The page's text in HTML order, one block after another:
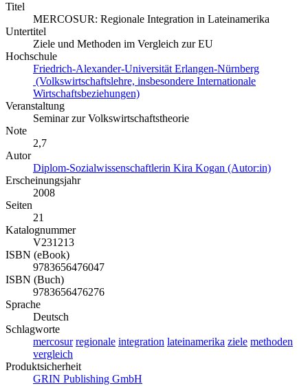
Titel
MERCOSUR: Regionale Integration in Lateinamerika
Untertitel
Ziele und Methoden im Vergleich zur EU
Hochschule
Friedrich-Alexander-Universität Erlangen-Nürnberg
(Volkswirtschaftslehre, insbesondere Internationale
Wirtschaftsbeziehungen)
Veranstaltung
Seminar zur Volkswirtschaftstheorie
Note
2,7
Autor
Diplom-Sozialwissenschaftlerin Kira Kogan (Autor:in)
Erscheinungsjahr
2008
Seiten
21
Katalognummer
V231213
ISBN (eBook)
9783656476047
ISBN (Buch)
9783656476276
Sprache
Deutsch
Schlagworte
mercosur regionale integration lateinamerika ziele methoden
vergleich
Produktsicherheit
GRIN Publishing GmbH